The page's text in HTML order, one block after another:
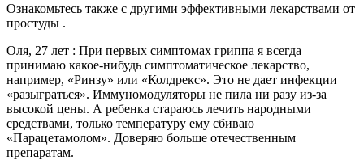
Ознакомьтесь также с другими эффективными лекарствами от
простуды .
Оля, 27 лет :­ При первых симптомах гриппа я всегда
принимаю какое-нибудь симптоматическое лекарство,
например, «Ринзу» или «Колдрекс». Это не дает инфекции
«разыграться». Иммуномодуляторы не пила ни разу из-за
высокой цены. А ребенка стараюсь лечить народными
средствами, только температуру ему сбиваю
«Парацетамолом». Доверяю больше отечественным
препаратам.